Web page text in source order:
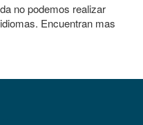
no podemos realizar
Encuentran mas